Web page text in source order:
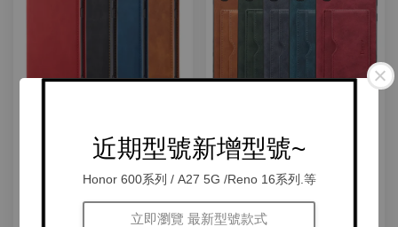
近期型號新增型號~
Honor 600系列 / A27 5G /Reno 16系列.等
立即瀏覽 最新型號款式
Samsung Galaxy S20+ S20
Ultra S10+ S10 S10e S9+ S9
(MASK) - 絨毛皮革相片插卡手機
Samsung Galaxy S20+ S20
S20 Ultra S10+ S10 S10e 牛皮
卡翻蓋支架手機殼背蓋
NT$ 345